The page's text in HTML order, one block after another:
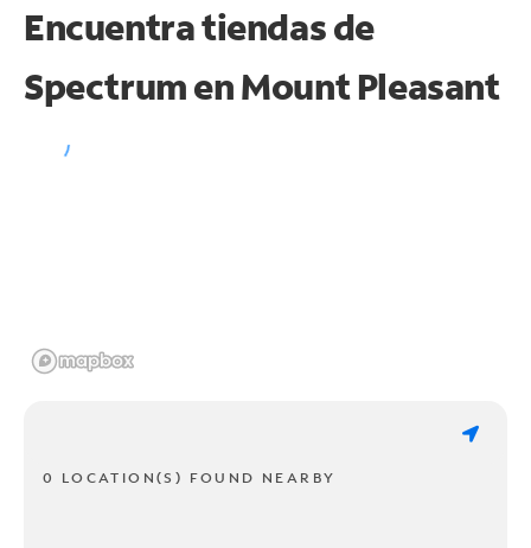
Encuentra tiendas de
Spectrum enMount Pleasant
0 LOCATION(S) FOUND NEARBY